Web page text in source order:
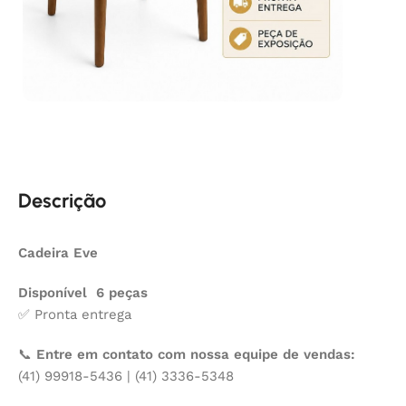
Descrição
Cadeira Eve
Disponível 6 peças
✅ Pronta entrega
📞 Entre em contato com nossa equipe de vendas:
(41) 99918-5436 | (41) 3336-5348